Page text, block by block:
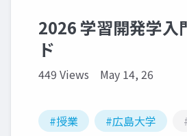
2026 学習開発学入
ド
449 Views May 14, 26
#授業 #広島大学